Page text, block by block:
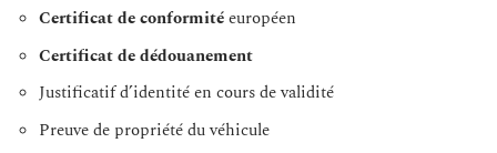
Certificat de conformitéeuropéen
Certificat de dédouanement
Justificatif d’identité en cours de validité
Preuve de propriété du véhicule